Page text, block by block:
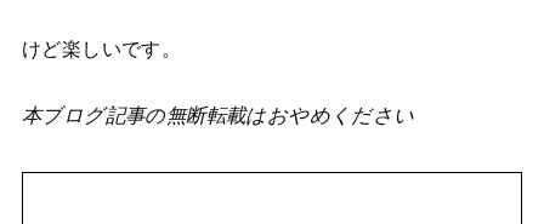
けど楽しいです。
本ブログ記事の無断転載はおやめください